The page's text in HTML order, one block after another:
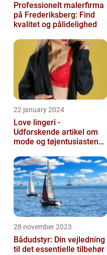
Professionelt malerfirma
på Frederiksberg: Find
kvalitet og pålidelighed
22 january 2024
Love lingeri -
Udforskende artikel om
mode og tøjentusiastens
28 november 2023
Bådudstyr: Din vejledning
til det essentielle tilbehør